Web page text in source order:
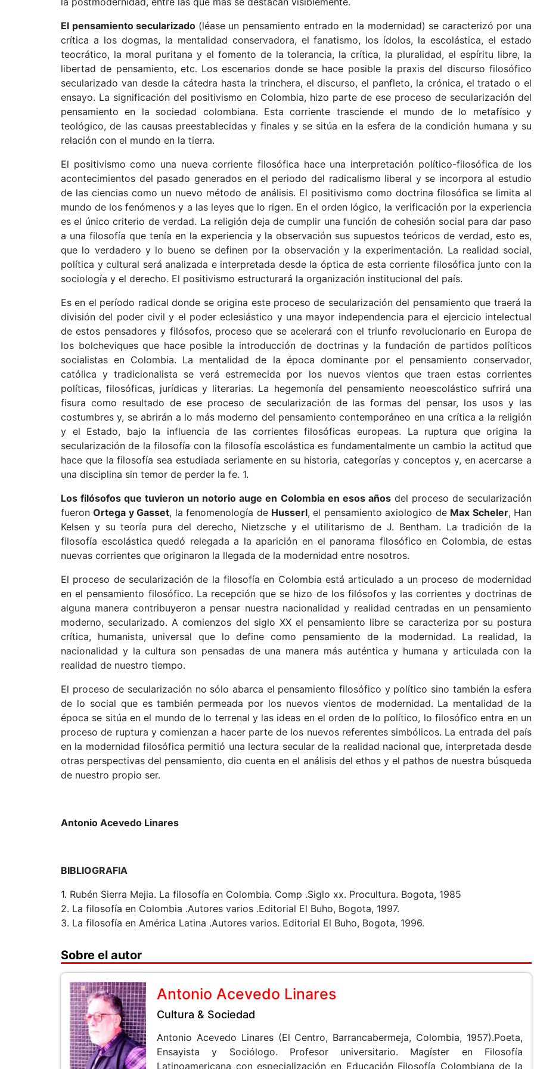
El pensamiento secularizado (léase un pensamiento entrado en la modernidad) se caracterizó por una
crítica a los dogmas, la mentalidad conservadora, el fanatismo, los ídolos, la escolástica, el estado
teocrático, la moral puritana y el fomento de la tolerancia, la crítica, la pluralidad, el espíritu libre, la
libertad de pensamiento, etc. Los escenarios donde se hace posible la praxis del discurso filosófico
secularizado van desde la cátedra hasta la trinchera, el discurso, el panfleto, la crónica, el tratado o el
ensayo. La significación del positivismo en Colombia, hizo parte de ese proceso de secularización del
pensamiento en la sociedad colombiana. Esta corriente trasciende el mundo de lo metafísico y
teológico, de las causas preestablecidas y finales y se sitúa en la esfera de la condición humana y su
relación con el mundo en la tierra.
El positivismo como una nueva corriente filosófica hace una interpretación político-filosófica de los
acontecimientos del pasado generados en el periodo del radicalismo liberal y se incorpora al estudio
de las ciencias como un nuevo método de análisis. El positivismo como doctrina filosófica se limita al
mundo de los fenómenos y a las leyes que lo rigen. En el orden lógico, la verificación por la experiencia
es el único criterio de verdad. La religión deja de cumplir una función de cohesión social para dar paso
a una filosofía que tenía en la experiencia y la observación sus supuestos teóricos de verdad, esto es,
que lo verdadero y lo bueno se definen por la observación y la experimentación. La realidad social,
política y cultural será analizada e interpretada desde la óptica de esta corriente filosófica junto con la
sociología y el derecho. El positivismo estructurará la organización institucional del país.
Es en el período radical donde se origina este proceso de secularización del pensamiento que traerá la
división del poder civil y el poder eclesiástico y una mayor independencia para el ejercicio intelectual
de estos pensadores y filósofos, proceso que se acelerará con el triunfo revolucionario en Europa de
los bolcheviques que hace posible la introducción de doctrinas y la fundación de partidos políticos
socialistas en Colombia. La mentalidad de la época dominante por el pensamiento conservador,
católica y tradicionalista se verá estremecida por los nuevos vientos que traen estas corrientes
políticas, filosóficas, jurídicas y literarias. La hegemonía del pensamiento neoescolástico sufrirá una
fisura como resultado de ese proceso de secularización de las formas del pensar, los usos y las
costumbres y, se abrirán a lo más moderno del pensamiento contemporáneo en una crítica a la religión
y el Estado, bajo la influencia de las corrientes filosóficas europeas. La ruptura que origina la
secularización de la filosofía con la filosofía escolástica es fundamentalmente un cambio la actitud que
hace que la filosofía sea estudiada seriamente en su historia, categorías y conceptos y, en acercarse a
una disciplina sin temor de perder la fe. 1.
Los filósofos que tuvieron un notorio auge en Colombia en esos añosdel proceso de secularización
fueronOrtega y Gasset, la fenomenología de Husserl, el pensamiento axiologico de Max Scheler, Han
Kelsen y su teoría pura del derecho, Nietzsche y el utilitarismo de J. Bentham. La tradición de la
filosofía escolástica quedó relegada a la aparición en el panorama filosófico en Colombia, de estas
nuevas corrientes que originaron la llegada de la modernidad entre nosotros.
El proceso de secularización de la filosofía en Colombia está articulado a un proceso de modernidad
en el pensamiento filosófico. La recepción que se hizo de los filósofos y las corrientes y doctrinas de
alguna manera contribuyeron a pensar nuestra nacionalidad y realidad centradas en un pensamiento
moderno, secularizado. A comienzos del siglo XX el pensamiento libre se caracteriza por su postura
crítica, humanista, universal que lo define como pensamiento de la modernidad. La realidad, la
nacionalidad y la cultura son pensadas de una manera más auténtica y humana y articulada con la
realidad de nuestro tiempo.
El proceso de secularización no sólo abarca el pensamiento filosófico y político sino también la esfera
de lo social que es también permeada por los nuevos vientos de modernidad. La mentalidad de la
época se sitúa en el mundo de lo terrenal y las ideas en el orden de lo político, lo filosófico entra en un
proceso de ruptura y comienzan a hacer parte de los nuevos referentes simbólicos. La entrada del país
en la modernidad filosófica permitió una lectura secular de la realidad nacional que, interpretada desde
otras perspectivas del pensamiento, dio cuenta en el análisis del ethos y el pathos de nuestra búsqueda
de nuestro propio ser.
Antonio Acevedo Linares
BIBLIOGRAFIA
1. Rubén Sierra Mejia. La filosofía en Colombia. Comp .Siglo xx. Procultura. Bogota, 1985
2. La filosofía en Colombia .Autores varios .Editorial El Buho, Bogota, 1997.
3. La filosofía en América Latina .Autores varios. Editorial El Buho, Bogota, 1996.
Sobre el autor
Antonio Acevedo Linares
Cultura & Sociedad
Antonio Acevedo Linares (El Centro, Barrancabermeja, Colombia, 1957).Poeta,
Ensayista y Sociólogo. Profesor universitario. Magíster en Filosofía
Latinoamericana con especialización en Educación Filosofía Colombiana de la